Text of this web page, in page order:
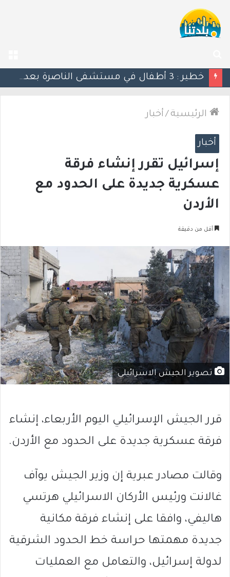
عن
خطير : 3 أطفال في مستشفى الناصرة بعد تعرضهم لمخدر القنب
الرئيسية / أخبار
أخبار
إسرائيل تقرر إنشاء فرقة
عسكرية جديدة على الحدود مع
الأردن
أقل من دقيقة
تصوير الجيش الاسرائيلي
قرر الجيش الإسرائيلي اليوم الأربعاء، إنشاء
فرقة عسكرية جديدة على الحدود مع الأردن.
وقالت مصادر عبرية إن وزير الجيش يوآف
غالانت ورئيس الأركان الاسرائيلي هرتسي
هاليفي، وافقا على إنشاء فرقة مكانية
جديدة مهمتها حراسة خط الحدود الشرقية
لدولة إسرائيل، والتعامل مع العمليات